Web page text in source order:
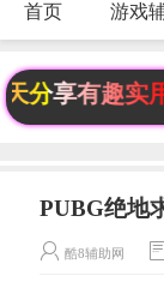
首页 游戏
享有趣实
PUBG绝地
酷8辅助网